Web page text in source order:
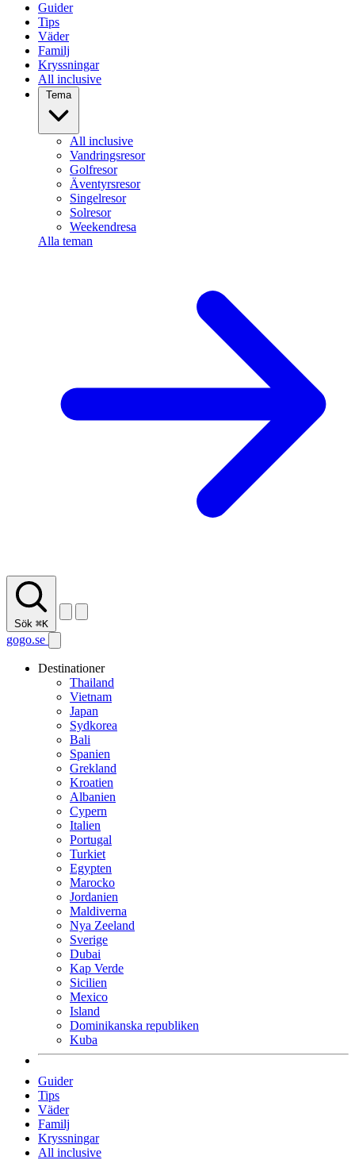
Guider
Tips
Väder
Familj
Kryssningar
All inclusive
Tema
All inclusive
Vandringsresor
Golfresor
Äventyrsresor
Singelresor
Solresor
Weekendresa
Alla teman
Sök ⌘K
gogo.se
Destinationer
Thailand
Vietnam
Japan
Sydkorea
Bali
Spanien
Grekland
Kroatien
Albanien
Cypern
Italien
Portugal
Turkiet
Egypten
Marocko
Jordanien
Maldiverna
Nya Zeeland
Sverige
Dubai
Kap Verde
Sicilien
Mexico
Island
Dominikanska republiken
Kuba
Guider
Tips
Väder
Familj
Kryssningar
All inclusive